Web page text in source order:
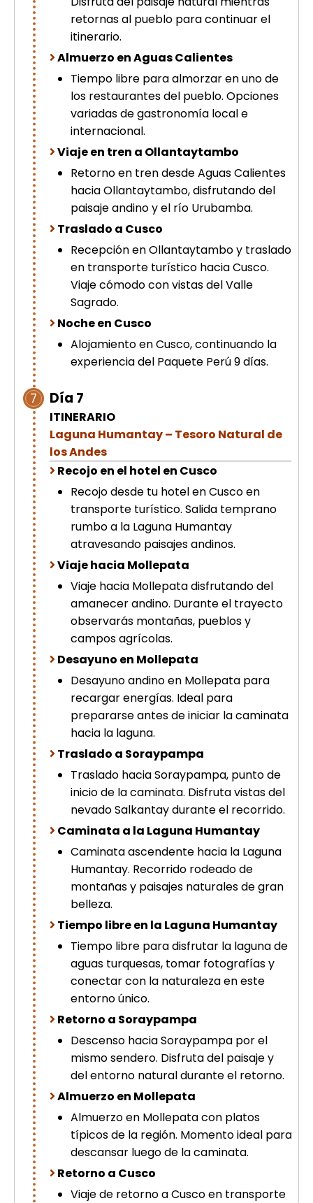
retornas al pueblo para continuar el
itinerario.
Almuerzo en Aguas Calientes
Tiempo libre para almorzar en uno de
los restaurantes del pueblo. Opciones
variadas de gastronomía local e
internacional.
Viaje en tren a Ollantaytambo
Retorno en tren desde Aguas Calientes
hacia Ollantaytambo, disfrutando del
paisaje andino y el río Urubamba.
Traslado a Cusco
Recepción en Ollantaytambo y traslado
en transporte turístico hacia Cusco.
Viaje cómodo con vistas del Valle
Sagrado.
Noche en Cusco
Alojamiento en Cusco, continuando la
experiencia del Paquete Perú 9 días.
7 Día 7
ITINERARIO
Laguna Humantay – Tesoro Natural de
los Andes
Recojo en el hotel en Cusco
Recojo desde tu hotel en Cusco en
transporte turístico. Salida temprano
rumbo a la Laguna Humantay
atravesando paisajes andinos.
Viaje hacia Mollepata
Viaje hacia Mollepata disfrutando del
amanecer andino. Durante el trayecto
observarás montañas, pueblos y
campos agrícolas.
Desayuno en Mollepata
Desayuno andino en Mollepata para
recargar energías. Ideal para
prepararse antes de iniciar la caminata
hacia la laguna.
Traslado a Soraypampa
Traslado hacia Soraypampa, punto de
inicio de la caminata. Disfruta vistas del
nevado Salkantay durante el recorrido.
Caminata a la Laguna Humantay
Caminata ascendente hacia la Laguna
Humantay. Recorrido rodeado de
montañas y paisajes naturales de gran
belleza.
Tiempo libre en la Laguna Humantay
Tiempo libre para disfrutar la laguna de
aguas turquesas, tomar fotografías y
conectar con la naturaleza en este
entorno único.
Retorno a Soraypampa
Descenso hacia Soraypampa por el
mismo sendero. Disfruta del paisaje y
del entorno natural durante el retorno.
Almuerzo en Mollepata
Almuerzo en Mollepata con platos
típicos de la región. Momento ideal para
descansar luego de la caminata.
Retorno a Cusco
Viaje de retorno a Cusco en transporte